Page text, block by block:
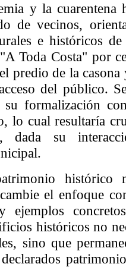
y la
de vecinos,
e históricos
Toda Costa" por
predio de la
del público.
su formalización
lo cual resultaría
dada su
histórico
el enfoque
ejemplos
históricos no
sino que